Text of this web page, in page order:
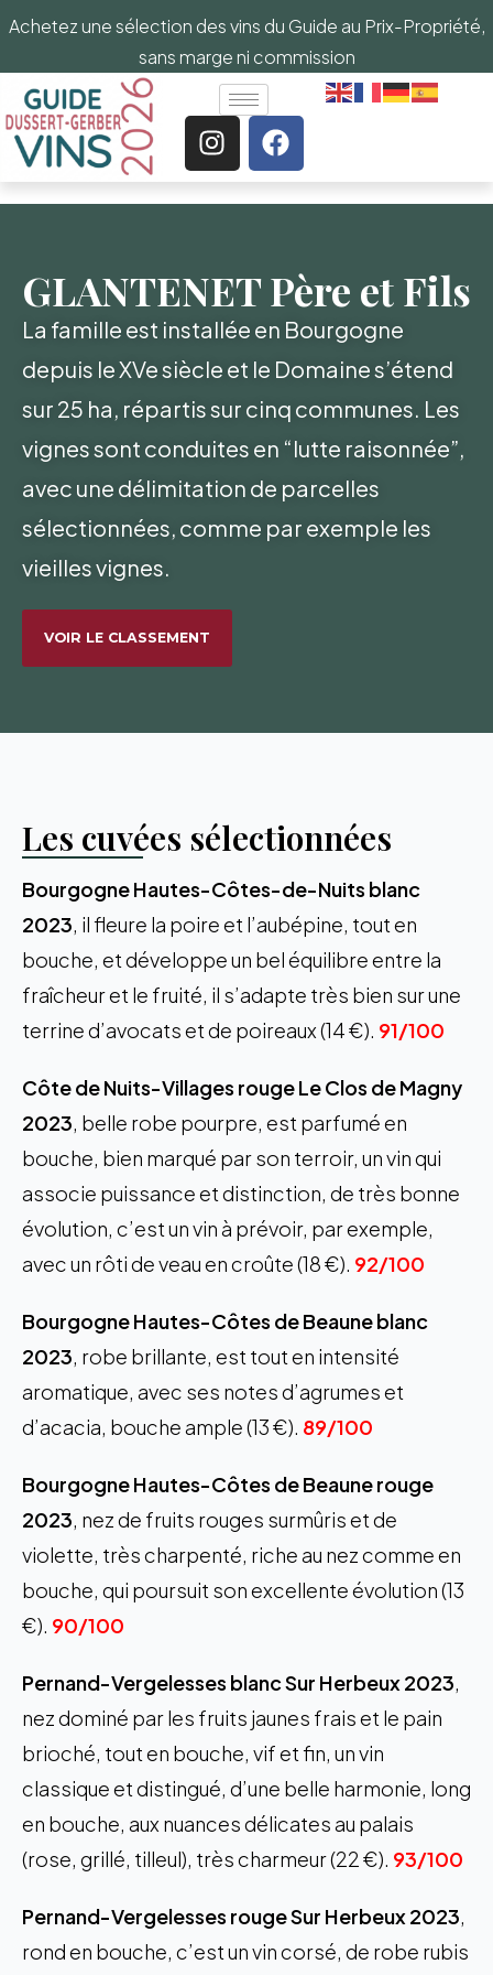
Achetez une sélection des vins du Guide au Prix-Propriété,
sans marge ni commission
GLANTENET Père et Fils
La famille est installée en Bourgogne
depuis le XVe siècle et le Domaine s’étend
sur 25 ha, répartis sur cinq communes. Les
vignes sont conduites en “lutte raisonnée”,
avec une délimitation de parcelles
sélectionnées, comme par exemple les
vieilles vignes.
VOIR LE CLASSEMENT
Les cuvées sélectionnées
Bourgogne Hautes-Côtes-de-Nuits blanc
2023 , il fleure la poire et l’aubépine, tout en
bouche, et développe un bel équilibre entre la
fraîcheur et le fruité, il s’adapte très bien sur une
terrine d’avocats et de poireaux (14 €). 91/100
Côte de Nuits-Villages rouge Le Clos de Magny
2023 , belle robe pourpre, est parfumé en
bouche, bien marqué par son terroir, un vin qui
associe puissance et distinction, de très bonne
évolution, c’est un vin à prévoir, par exemple,
avec un rôti de veau en croûte (18 €). 92/100
Bourgogne Hautes-Côtes de Beaune blanc
2023 , robe brillante, est tout en intensité
aromatique, avec ses notes d’agrumes et
d’acacia, bouche ample (13 €). 89/100
Bourgogne Hautes-Côtes de Beaune rouge
2023 , nez de fruits rouges surmûris et de
violette, très charpenté, riche au nez comme en
bouche, qui poursuit son excellente évolution (13
€). 90/100
Pernand-Vergelesses blanc Sur Herbeux 2023
nez dominé par les fruits jaunes frais et le pain
brioché, tout en bouche, vif et fin, un vin
classique et distingué, d’une belle harmonie, long
en bouche, aux nuances délicates au palais
(rose, grillé, tilleul), très charmeur (22 €). 93/100
Pernand-Vergelesses rouge Sur Herbeux 2023
rond en bouche, c’est un vin corsé, de robe rubis